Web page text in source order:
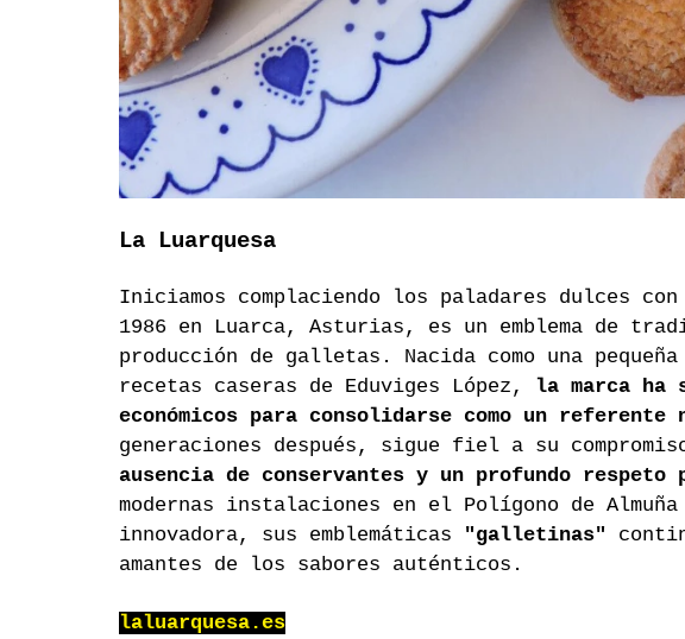
La Luarquesa
Iniciamos complaciendo los paladares dulces con
1986 en Luarca, Asturias, es un emblema de
producción de galletas. Nacida como una
recetas caseras de Eduviges López, la marca ha
económicos para consolidarse como un referente
generaciones después, sigue fiel a su
ausencia de conservantes y un profundo respeto
modernas instalaciones en el Polígono de
innovadora, sus emblemáticas
"galletinas"
amantes de los sabores auténticos.
laluarquesa.es